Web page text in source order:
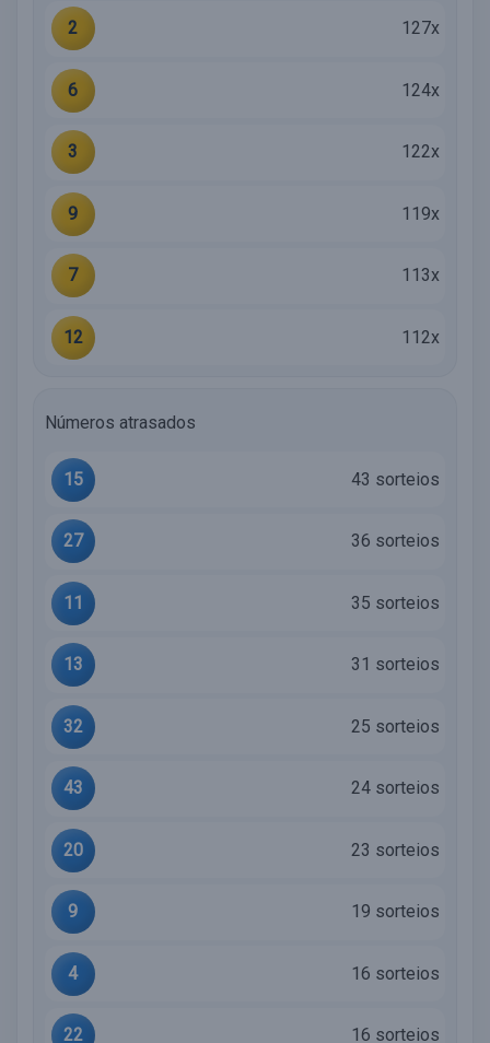
2 127x
6 124x
3 122x
9 119x
7 113x
12 112x
Números atrasados
15 43 sorteios
27 36 sorteios
11 35 sorteios
13 31 sorteios
32 25 sorteios
43 24 sorteios
20 23 sorteios
9 19 sorteios
4 16 sorteios
22 16 sorteios